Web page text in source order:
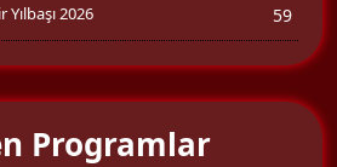
2026 59
Programlar